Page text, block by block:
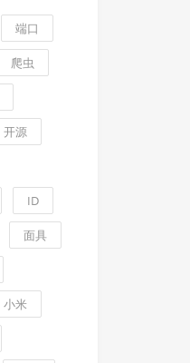
端口
爬虫
开源
ID
面具
小米